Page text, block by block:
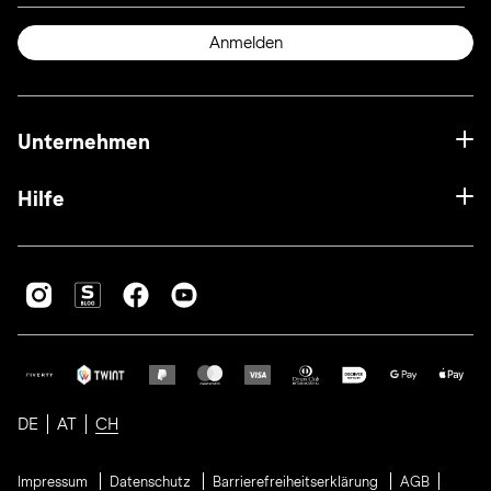
Anmelden
Unternehmen
Hilfe
DE AT CH
Impressum Datenschutz Barrierefreiheitserklärung AGB